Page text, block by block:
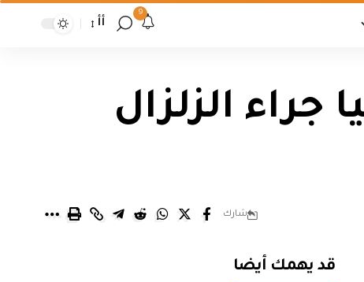
9
أأ
الزلزال
شارك
قد يهمك أيضا